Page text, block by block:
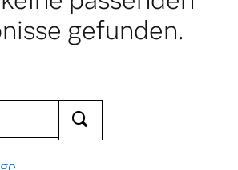
gefunden.